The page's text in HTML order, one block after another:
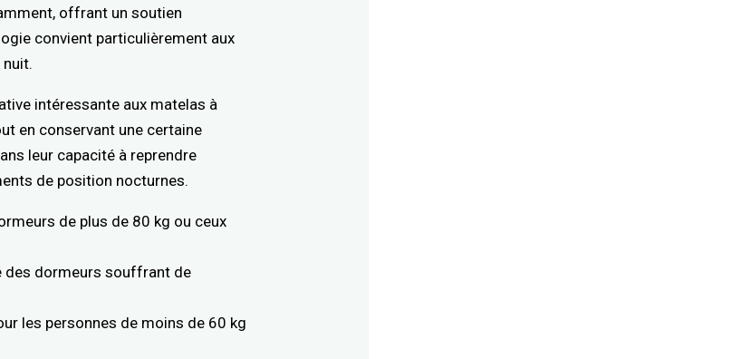
offrant un soutien
convient particulièrement aux
nuit.
intéressante aux matelas à
en conservant une certaine
leur capacité à reprendre
de position nocturnes.
de plus de 80 kg ou ceux
des dormeurs souffrant de
les personnes de moins de 60 kg